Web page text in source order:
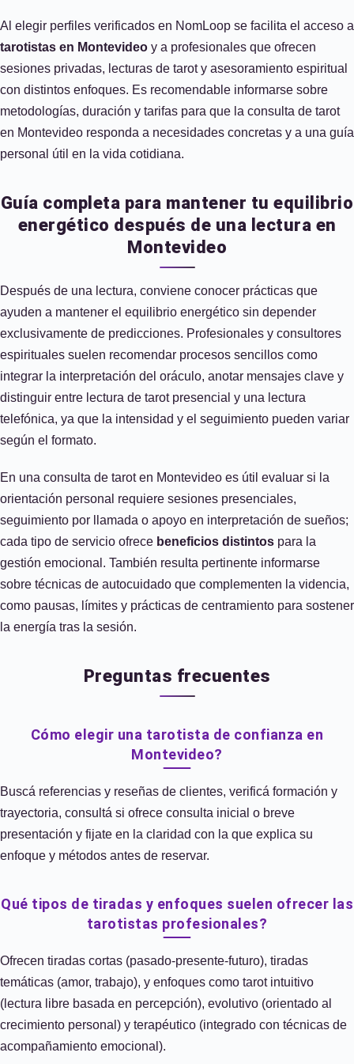
Al elegir perfiles verificados en NomLoop se facilita el acceso a
tarotistas en Montevideo y a profesionales que ofrecen
sesiones privadas, lecturas de tarot y asesoramiento espiritual
con distintos enfoques. Es recomendable informarse sobre
metodologías, duración y tarifas para que la consulta de tarot
en Montevideo responda a necesidades concretas y a una guía
personal útil en la vida cotidiana.
Guía completa para mantener tu equilibrio
energético después de una lectura en
Montevideo
Después de una lectura, conviene conocer prácticas que
ayuden a mantener el equilibrio energético sin depender
exclusivamente de predicciones. Profesionales y consultores
espirituales suelen recomendar procesos sencillos como
integrar la interpretación del oráculo, anotar mensajes clave y
distinguir entre lectura de tarot presencial y una lectura
telefónica, ya que la intensidad y el seguimiento pueden variar
según el formato.
En una consulta de tarot en Montevideo es útil evaluar si la
orientación personal requiere sesiones presenciales,
seguimiento por llamada o apoyo en interpretación de sueños;
cada tipo de servicio ofrece beneficios distintos para la
gestión emocional. También resulta pertinente informarse
sobre técnicas de autocuidado que complementen la videncia,
como pausas, límites y prácticas de centramiento para sostener
la energía tras la sesión.
Preguntas frecuentes
Cómo elegir una tarotista de confianza en
Montevideo?
Buscá referencias y reseñas de clientes, verificá formación y
trayectoria, consultá si ofrece consulta inicial o breve
presentación y fijate en la claridad con la que explica su
enfoque y métodos antes de reservar.
Qué tipos de tiradas y enfoques suelen ofrecer las
tarotistas profesionales?
Ofrecen tiradas cortas (pasado-presente-futuro), tiradas
temáticas (amor, trabajo), y enfoques como tarot intuitivo
(lectura libre basada en percepción), evolutivo (orientado al
crecimiento personal) y terapéutico (integrado con técnicas de
acompañamiento emocional).